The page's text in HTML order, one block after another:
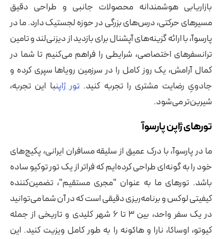
بازاریابی هوشمندانه محصولات جانبی و طراحی دقیق
مسیرهای حرکتی، درس‌های بزرگی در حوزه لجستیک دارد. ما در
پارسوآ، با ارائه گزینه‌های آپشنال برای بازدید از دیزنی‌لند و تامین
ترانسفرهای اختصاصی، شرایطی را فراهم می‌کنیم تا شما در
کمال آرامش، یک روز کامل را در سرزمین رویاها سپری کرده و
جادویِ رضایت مشتری را تجربه کنید. تور ژاپنبا این تجربه،
شیرین‌تر می‌شود.
تورهای ژاپن پارسوآ
ما در پارسوآ، با درک عمیق از سلیقه مسافران ایرانی، پکیج‌های
خود را به گونه‌ای طراحی کرده‌ایم که فراتر از یک تور توکیو ساده
باشد. تورهای ما به عنوان "مجری مستقیم"، تضمین‌کننده
کیفیتی لوکس و برنامه‌ریزی دقیقی است که در آن شما می‌توانید
در یک سفر واحد، بین ۳ تا ۶ شهر کلیدی و تاریخی از جمله
کیوتو، اوساکا، نارا و هاکونه را به طور کامل ویزیت کنید. این